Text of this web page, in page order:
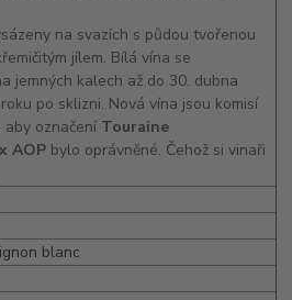
na svazích s půdou tvořenou
jílem. Bílá vína se
jemných kalech až do 30. dubna
po sklizni. Nová vína jsou komisí
označení Touraine
AOP bylo oprávněné. Čehož si vinaři
blanc